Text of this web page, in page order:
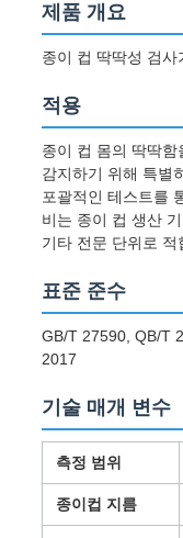
인
용
문
을
요
구
하
요
제품 개요
종이 컵 딱딱성 검사
적용
종이 컵 몸의 딱딱
감지하기 위해 특별
포괄적인 테스트를
비는 종이 컵 생산
기타 전문 단위로 적
표준 준수
GB/T 27590, QB/T
2017
기술 매개 변수
측정 범위
종이컵 지름